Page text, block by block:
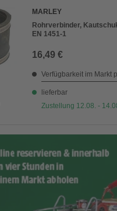
MARLEY
Rohrverbinder,
EN 1451-1
16,49 €
Verfügbarkeit im Markt
lieferbar
Zustellung 12.08. -